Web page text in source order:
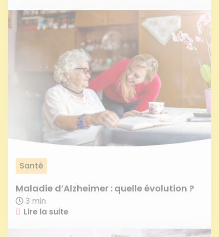
Santé
Maladie d’Alzheimer : quelle évolution ?
3 min
Lire la suite